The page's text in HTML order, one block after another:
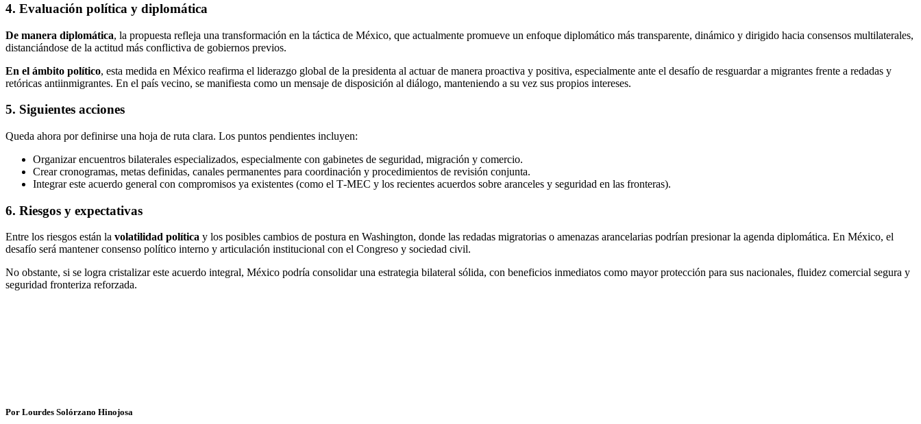
4. Evaluación política y diplomática
De manera diplomática, la propuesta refleja una transformación en la táctica de México, que actualmente promueve un enfoque diplomático más transparente, dinámico y dirigido hacia consensos multilaterales,
distanciándose de la actitud más conflictiva de gobiernos previos.
En el ámbito político, esta medida en México reafirma el liderazgo global de la presidenta al actuar de manera proactiva y positiva, especialmente ante el desafío de resguardar a migrantes frente a redadas y
retóricas antiinmigrantes. En el país vecino, se manifiesta como un mensaje de disposición al diálogo, manteniendo a su vez sus propios intereses.
5. Siguientes acciones
Queda ahora por definirse una hoja de ruta clara. Los puntos pendientes incluyen:
Organizar encuentros bilaterales especializados, especialmente con gabinetes de seguridad, migración y comercio.
Crear cronogramas, metas definidas, canales permanentes para coordinación y procedimientos de revisión conjunta.
Integrar este acuerdo general con compromisos ya existentes (como el T‑MEC y los recientes acuerdos sobre aranceles y seguridad en las fronteras).
6. Riesgos y expectativas
Entre los riesgos están la volatilidad política y los posibles cambios de postura en Washington, donde las redadas migratorias o amenazas arancelarias podrían presionar la agenda diplomática. En México, el
desafío será mantener consenso político interno y articulación institucional con el Congreso y sociedad civil.
No obstante, si se logra cristalizar este acuerdo integral, México podría consolidar una estrategia bilateral sólida, con beneficios inmediatos como mayor protección para sus nacionales, fluidez comercial segura y
seguridad fronteriza reforzada.
Por Lourdes Solórzano Hinojosa